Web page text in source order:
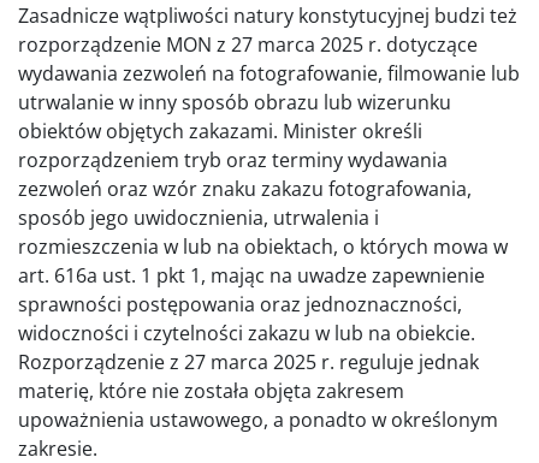
Zasadnicze wątpliwości natury konstytucyjnej budzi też
rozporządzenie MON z 27 marca 2025 r. dotyczące
wydawania zezwoleń na fotografowanie, filmowanie lub
utrwalanie w inny sposób obrazu lub wizerunku
obiektów objętych zakazami. Minister określi
rozporządzeniem tryb oraz terminy wydawania
zezwoleń oraz wzór znaku zakazu fotografowania,
sposób jego uwidocznienia, utrwalenia i
rozmieszczenia w lub na obiektach, o których mowa w
art. 616a ust. 1 pkt 1, mając na uwadze zapewnienie
sprawności postępowania oraz jednoznaczności,
widoczności i czytelności zakazu w lub na obiekcie.
Rozporządzenie z 27 marca 2025 r. reguluje jednak
materię, które nie została objęta zakresem
upoważnienia ustawowego, a ponadto w określonym
zakresie.